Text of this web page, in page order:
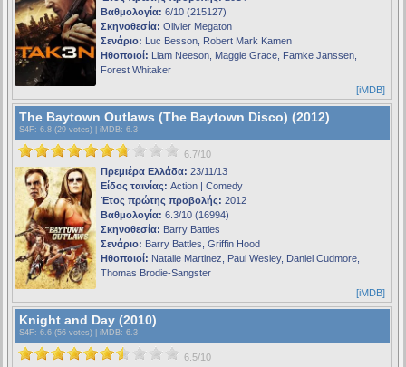
Βαθμολογία: 6/10 (215127)
Σκηνοθεσία: Olivier Megaton
Σενάριο: Luc Besson, Robert Mark Kamen
Ηθοποιοί: Liam Neeson, Maggie Grace, Famke Janssen,
Forest Whitaker
[iMDB]
The Baytown Outlaws (The Baytown Disco) (2012)
S4F : 6.8 (29 votes) | iMDB: 6.3
6.7/10
Πρεμιέρα Ελλάδα: 23/11/13
Είδος ταινίας: Action | Comedy
Έτος πρώτης προβολής: 2012
Βαθμολογία: 6.3/10 (16994)
Σκηνοθεσία: Barry Battles
Σενάριο: Barry Battles, Griffin Hood
Ηθοποιοί: Natalie Martinez, Paul Wesley, Daniel Cudmore,
Thomas Brodie-Sangster
[iMDB]
Knight and Day (2010)
S4F : 6.6 (56 votes) | iMDB: 6.3
6.5/10